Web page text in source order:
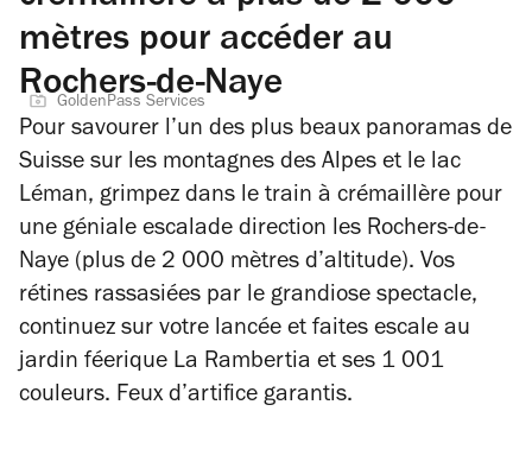
mètres pour accéder au
Rochers-de-Naye
GoldenPass Services
Pour savourer l’un des plus beaux panoramas de
Suisse sur les montagnes des Alpes et le lac
Léman, grimpez dans le train à crémaillère pour
une géniale escalade direction les Rochers-de-
Naye (plus de 2 000 mètres d’altitude). Vos
rétines rassasiées par le grandiose spectacle,
continuez sur votre lancée et faites escale au
jardin féerique La Rambertia et ses 1 001
couleurs. Feux d’artifice garantis.